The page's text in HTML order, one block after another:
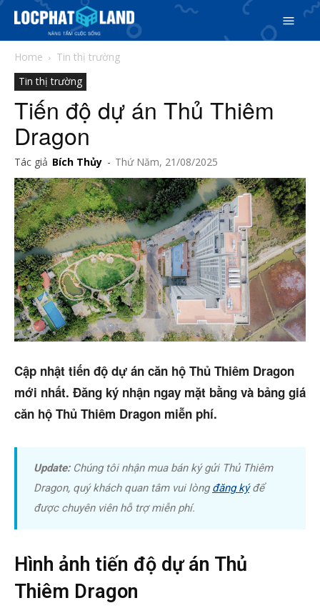
Search
Search
5/5(6 Reviews)
Phiên bản cập nhật V3
& tìm kiếm nhanh chóng hơn
Trang chủ
Dự án
Mua bán
Cho thuê
Thị trường
Search
Home
Tin thị trường
Tin thị trường
Tiến độ dự án Thủ Thiêm
Dragon
Tác giả Bích Thủy - Thứ Năm, 21/08/2025
Cập nhật tiến độ dự án căn hộ Thủ Thiêm Dragon
mới nhất. Đăng ký nhận ngay mặt bằng và bảng giá
căn hộ Thủ Thiêm Dragon miễn phí.
Update:Chúng tôi nhận mua bán ký gửi Thủ Thiêm
Dragon, quý khách quan tâm vui lòngđăng kýđể
được chuyên viên hỗ trợ miễn phí.
Hình ảnh tiến độ dự án Thủ
Thiêm Dragon